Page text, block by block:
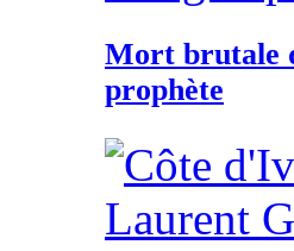
Mort brutale
prophète